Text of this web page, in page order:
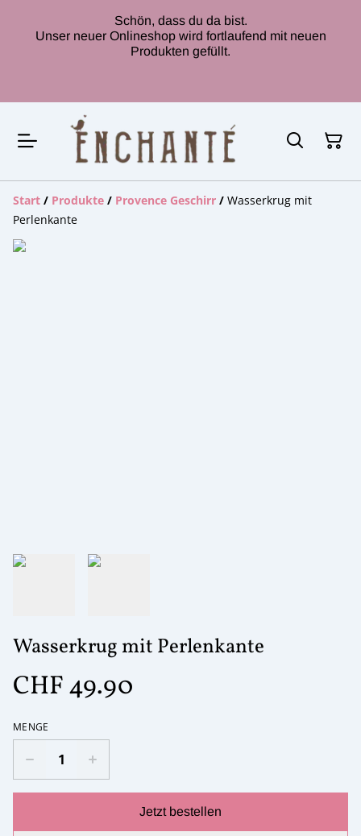
Schön, dass du da bist.
Unser neuer Onlineshop wird fortlaufend mit neuen
Produkten gefüllt.
Start / Produkte / Provence Geschirr / Wasserkrug mit
Perlenkante
Wasserkrug mit Perlenkante
CHF 49.90
MENGE
Jetzt bestellen